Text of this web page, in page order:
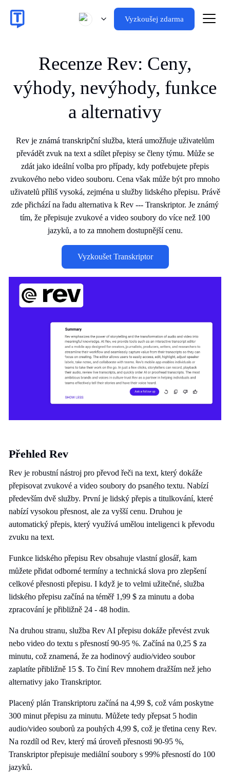
Vyzkoušej zdarma
Recenze Rev: Ceny,
výhody, nevýhody, funkce
a alternativy
Rev je známá transkripční služba, která umožňuje uživatelům
převádět zvuk na text a sdílet přepisy se členy týmu. Může se
zdát jako ideální volba pro případy, kdy potřebujete přepis
zvukového nebo video souboru. Cena však může být pro mnoho
uživatelů příliš vysoká, zejména u služby lidského přepisu. Právě
zde přichází na řadu alternativa k Rev --- Transkriptor. Je známý
tím, že přepisuje zvukové a video soubory do více než 100
jazyků, a to za mnohem dostupnější cenu.
Vyzkoušet Transkriptor
Přehled Rev
Rev je robustní nástroj pro převod řeči na text, který dokáže
přepisovat zvukové a video soubory do psaného textu. Nabízí
především dvě služby. První je lidský přepis a titulkování, které
nabízí vysokou přesnost, ale za vyšší cenu. Druhou je
automatický přepis, který využívá umělou inteligenci k převodu
zvuku na text.
Funkce lidského přepisu Rev obsahuje vlastní glosář, kam
můžete přidat odborné termíny a technická slova pro zlepšení
celkové přesnosti přepisu. I když je to velmi užitečné, služba
lidského přepisu začíná na téměř 1,99 $ za minutu a doba
zpracování je přibližně 24 - 48 hodin.
Na druhou stranu, služba Rev AI přepisu dokáže převést zvuk
nebo video do textu s přesností 90-95 %. Začíná na 0,25 $ za
minutu, což znamená, že za hodinový audio/video soubor
zaplatíte přibližně 15 $. To činí Rev mnohem dražším než jeho
alternativy jako Transkriptor.
Placený plán Transkriptoru začíná na 4,99 $, což vám poskytne
300 minut přepisu za minutu. Můžete tedy přepsat 5 hodin
audio/video souborů za pouhých 4,99 $, což je třetina ceny Rev.
Na rozdíl od Rev, který má úroveň přesnosti 90-95 %,
Transkriptor přepisuje mediální soubory s 99% přesností do 100
jazyků.